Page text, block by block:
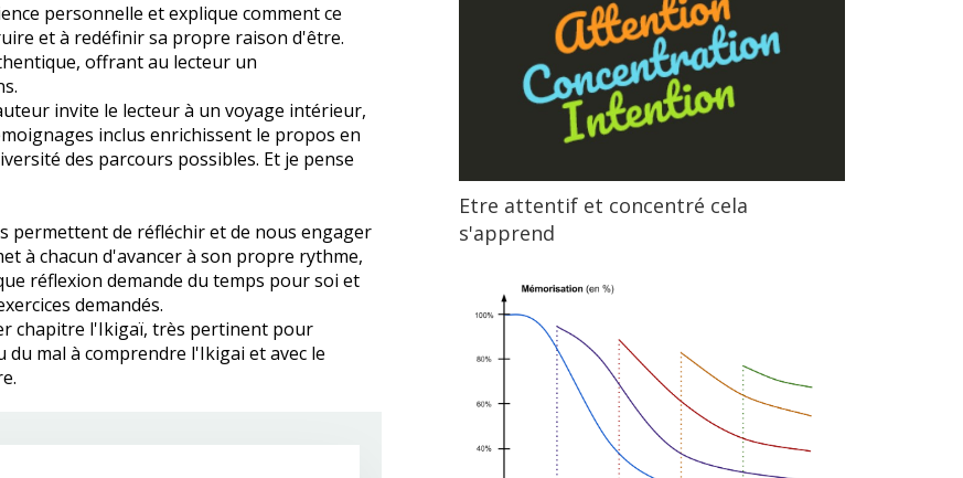
personnelle et explique comment ce
et à redéfinir sa propre raison d'être.
offrant au lecteur un
invite le lecteur à un voyage intérieur,
inclus enrichissent le propos en
des parcours possibles. Et je pense
permettent de réfléchir et de nous engager
à chacun d'avancer à son propre rythme,
réflexion demande du temps pour soi et
demandés.
chapitre l'Ikigaï, très pertinent pour
mal à comprendre l'Ikigai et avec le
Etre attentif et concentré cela
s'apprend